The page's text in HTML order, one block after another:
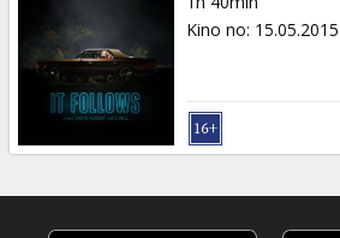
kartes
Uzkodas
B2B
Kino no: 15.05.2015